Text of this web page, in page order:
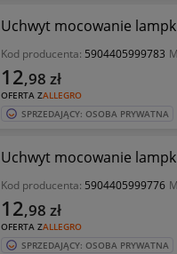
Uchwyt mocowanie
Kod producenta: 5904405999783
OFERTA ZALLEGRO
12,98 zł
SPRZEDAJĄCY: OSOBA PRYWATNA
Uchwyt mocowanie
Kod producenta: 5904405999776
OFERTA ZALLEGRO
12,98 zł
SPRZEDAJĄCY: OSOBA PRYWATNA